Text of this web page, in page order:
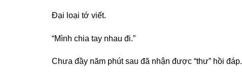
Đại loại tớ viết.
“Mình chia tay nhau đi.”
Chưa đầy năm phút sau đã nhận được “thư” hồi đáp.